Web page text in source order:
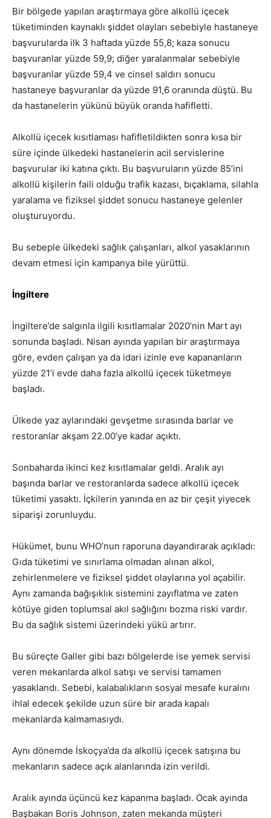
Bir bölgede yapılan araştırmaya göre alkollü içecek
tüketiminden kaynaklı şiddet olayları sebebiyle hastaneye
başvurularda ilk 3 haftada yüzde 55,8; kaza sonucu
başvuranlar yüzde 59,9; diğer yaralanmalar sebebiyle
başvuranlar yüzde 59,4 ve cinsel saldırı sonucu
hastaneye başvuranlar da yüzde 91,6 oranında düştü. Bu
da hastanelerin yükünü büyük oranda hafifletti.
Alkollü içecek kısıtlaması hafifletildikten sonra kısa bir
süre içinde ülkedeki hastanelerin acil servislerine
başvurular iki katına çıktı. Bu başvuruların yüzde 85’ini
alkollü kişilerin faili olduğu trafik kazası, bıçaklama, silahla
yaralama ve fiziksel şiddet sonucu hastaneye gelenler
oluşturuyordu.
Bu sebeple ülkedeki sağlık çalışanları, alkol yasaklarının
devam etmesi için kampanya bile yürüttü.
İngiltere
İngiltere’de salgınla ilgili kısıtlamalar 2020’nin Mart ayı
sonunda başladı. Nisan ayında yapılan bir araştırmaya
göre, evden çalışan ya da idari izinle eve kapananların
yüzde 21’i evde daha fazla alkollü içecek tüketmeye
başladı.
Ülkede yaz aylarındaki gevşetme sırasında barlar ve
restoranlar akşam 22.00’ye kadar açıktı.
Sonbaharda ikinci kez kısıtlamalar geldi. Aralık ayı
başında barlar ve restoranlarda sadece alkollü içecek
tüketimi yasaktı. İçkilerin yanında en az bir çeşit yiyecek
siparişi zorunluydu.
Hükümet, bunu WHO’nun raporuna dayandırarak açıkladı:
Gıda tüketimi ve sınırlama olmadan alınan alkol,
zehirlenmelere ve fiziksel şiddet olaylarına yol açabilir.
Aynı zamanda bağışıklık sistemini zayıflatma ve zaten
kötüye giden toplumsal akıl sağlığını bozma riski vardır.
Bu da sağlık sistemi üzerindeki yükü artırır.
Bu süreçte Galler gibi bazı bölgelerde ise yemek servisi
veren mekanlarda alkol satışı ve servisi tamamen
yasaklandı. Sebebi, kalabalıkların sosyal mesafe kuralını
ihlal edecek şekilde uzun süre bir arada kapalı
mekanlarda kalmamasıydı.
Aynı dönemde İskoçya’da da alkollü içecek satışına bu
mekanların sadece açık alanlarında izin verildi.
Aralık ayında üçüncü kez kapanma başladı. Ocak ayında
Başbakan Boris Johnson, zaten mekanda müşteri